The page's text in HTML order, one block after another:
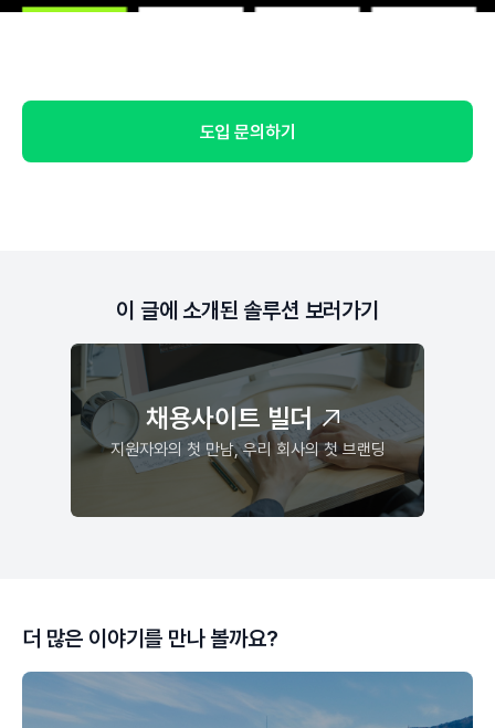
도입 문의하기
이 글에 소개된 솔루션 보러가기
채용사이트 빌더
지원자와의 첫 만남, 우리 회사의 첫 브랜딩
더 많은 이야기를 만나 볼까요?